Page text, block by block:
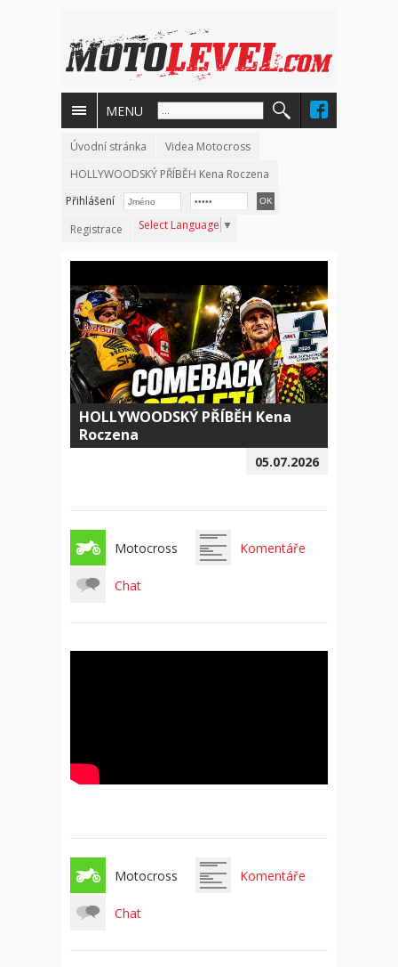
MENU
Úvodní stránka
Videa Motocross
HOLLYWOODSKÝ PŘÍBĚH Kena Roczena
Přihlášení
Registrace
Select Language ▼
HOLLYWOODSKÝ PŘÍBĚH Kena
Roczena
05.07.2026
Motocross Komentáře
Chat
Motocross Komentáře
Chat